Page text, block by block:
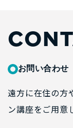
お問い合わせ
遠方に在住の方
ン講座をご用意